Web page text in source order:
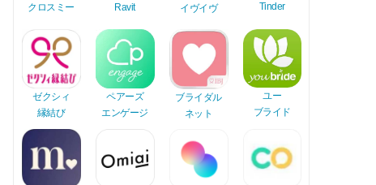
クロスミー Ravit イヴイヴ Tinder
ゼクシィ
縁結び
ペアーズ
エンゲージ
ブライダル
ネット
ユー
ブライド